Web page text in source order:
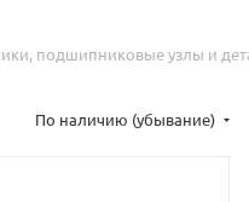
подшипниковые узлы и
По наличию (убывание)